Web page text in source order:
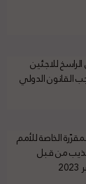
للاجئين
الدولي
الخاصة للأمم
من قبل